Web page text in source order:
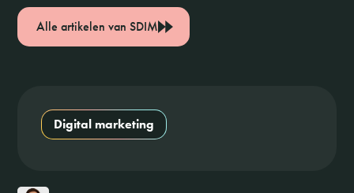
Alle artikelen van SDIM
Digital marketing